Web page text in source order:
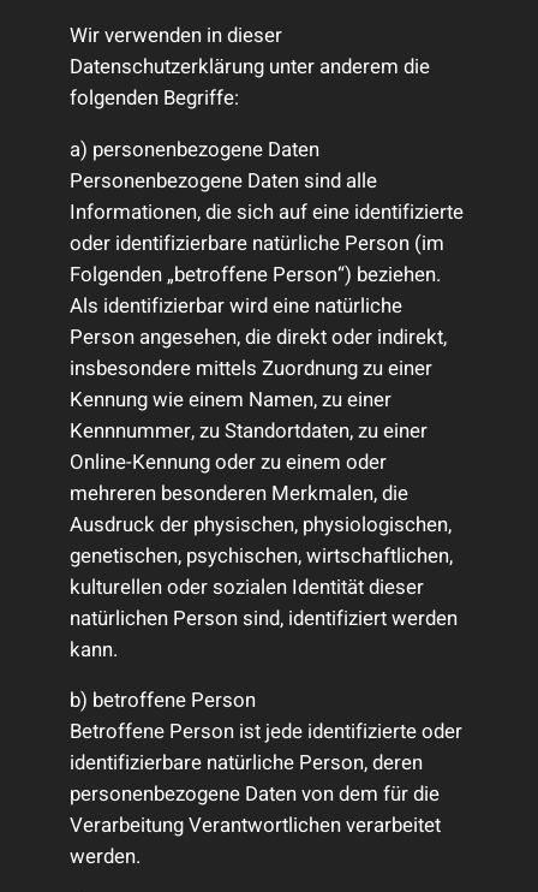
Wir verwenden in dieser
Datenschutzerklärung unter anderem die
folgenden Begriffe:
a) personenbezogene Daten
Personenbezogene Daten sind alle
Informationen, die sich auf eine identifizierte
oder identifizierbare natürliche Person (im
Folgenden „betroffene Person“) beziehen.
Als identifizierbar wird eine natürliche
Person angesehen, die direkt oder indirekt,
insbesondere mittels Zuordnung zu einer
Kennung wie einem Namen, zu einer
Kennnummer, zu Standortdaten, zu einer
Online-Kennung oder zu einem oder
mehreren besonderen Merkmalen, die
Ausdruck der physischen, physiologischen,
genetischen, psychischen, wirtschaftlichen,
kulturellen oder sozialen Identität dieser
natürlichen Person sind, identifiziert werden
kann.
b) betroffene Person
Betroffene Person ist jede identifizierte oder
identifizierbare natürliche Person, deren
personenbezogene Daten von dem für die
Verarbeitung Verantwortlichen verarbeitet
werden.